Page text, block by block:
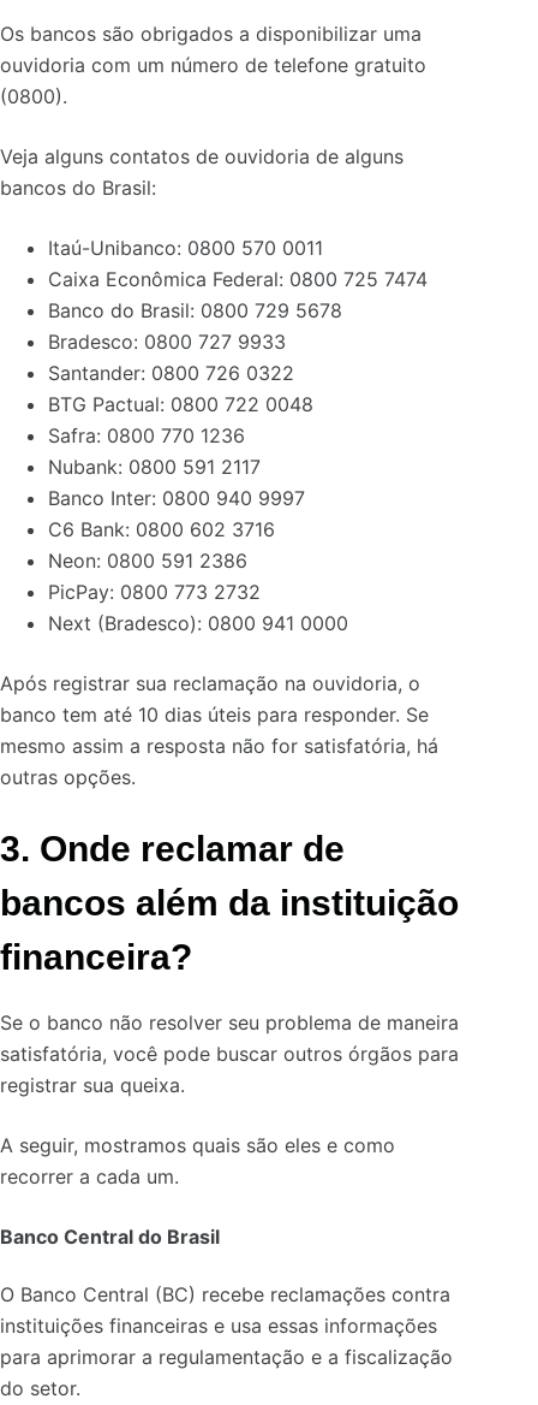
Os bancos são obrigados a disponibilizar uma
ouvidoria com um número de telefone gratuito
(0800).
Veja alguns contatos de ouvidoria de alguns
bancos do Brasil:
Itaú-Unibanco: 0800 570 0011
Caixa Econômica Federal: 0800 725 7474
Banco do Brasil: 0800 729 5678
Bradesco: 0800 727 9933
Santander: 0800 726 0322
BTG Pactual: 0800 722 0048
Safra: 0800 770 1236
Nubank: 0800 591 2117
Banco Inter: 0800 940 9997
C6 Bank: 0800 602 3716
Neon: 0800 591 2386
PicPay: 0800 773 2732
Next (Bradesco): 0800 941 0000
Após registrar sua reclamação na ouvidoria, o
banco tem até 10 dias úteis para responder. Se
mesmo assim a resposta não for satisfatória, há
outras opções.
3. Onde reclamar de
bancos além da instituição
financeira?
Se o banco não resolver seu problema de maneira
satisfatória, você pode buscar outros órgãos para
registrar sua queixa.
A seguir, mostramos quais são eles e como
recorrer a cada um.
Banco Central do Brasil
O Banco Central (BC) recebe reclamações contra
instituições financeiras e usa essas informações
para aprimorar a regulamentação e a fiscalização
do setor.